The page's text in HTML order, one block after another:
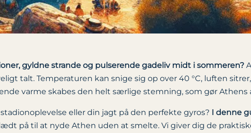
gyldne strande og pulserende gadeliv midt i sommeren?
talt. Temperaturen kan snige sig op over 40 °C, luften
varme skabes den helt særlige stemning, som gør
eller din jagt på den perfekte gyros? I denne
på til at nyde Athen uden at smelte. Vi giver dig de